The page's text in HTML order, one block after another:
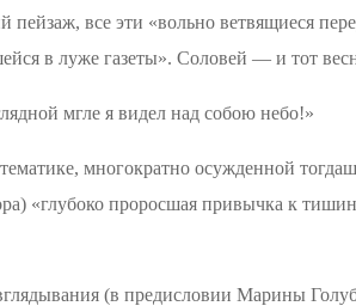
все эти «вольно ветвящиеся
в луже газеты». Соловей — и тот
мгле я видел над собою небо!»
многократно осужденной
«глубоко проросшая привычка к
(в предисловии Марины